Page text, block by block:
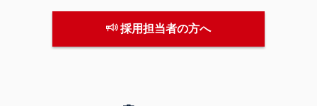
採用担当者の方へ